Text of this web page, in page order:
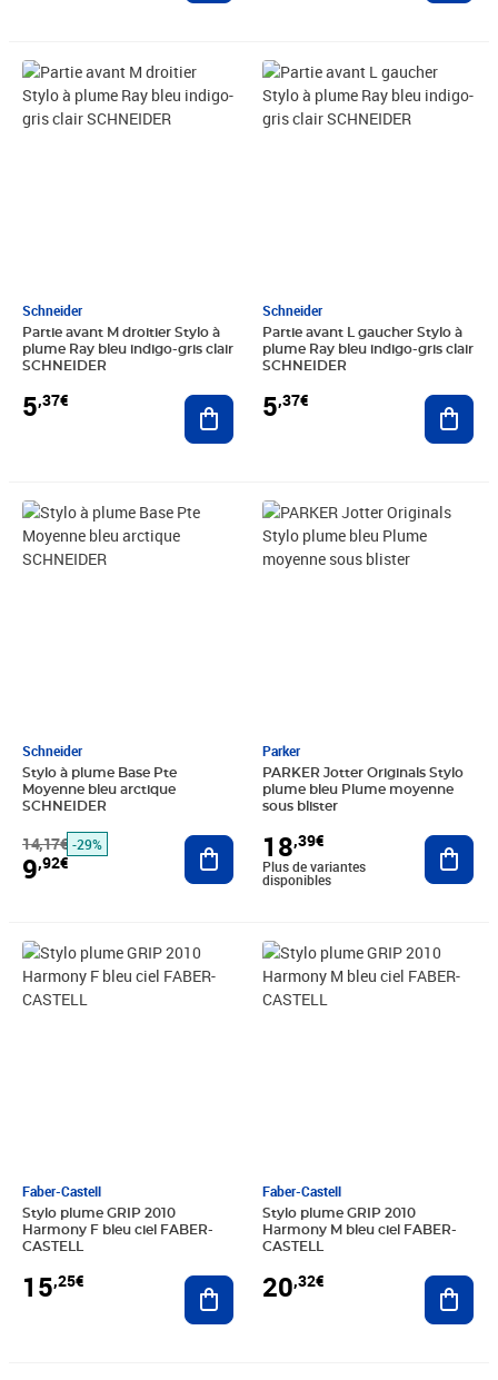
Schneider
Partie avant M droitier Stylo à
plume Ray bleu indigo-gris clair
SCHNEIDER
5,37€
Prix 5,37€
Ajouter au panier
Schneider
Partie avant L gaucher Stylo à
plume Ray bleu indigo-gris clair
SCHNEIDER
5,37€
Prix 5,37€
Schneider
Stylo à plume Base Pte
Moyenne bleu arctique
SCHNEIDER
14,17€
Prix barré 14,17€
-29%
9,92€
Prix 9,92€
Ajouter au panier
Parker
PARKER Jotter Originals Stylo
plume bleu Plume moyenne
sous blister
18,39€
Prix 18,39€
Plus de variantes
disponibles
Faber-Castell
Stylo plume GRIP 2010
Harmony F bleu ciel FABER-
CASTELL
15,25€
Prix 15,25€
Ajouter au panier
Faber-Castell
Stylo plume GRIP 2010
Harmony M bleu ciel FABER-
CASTELL
20,32€
Prix 20,32€